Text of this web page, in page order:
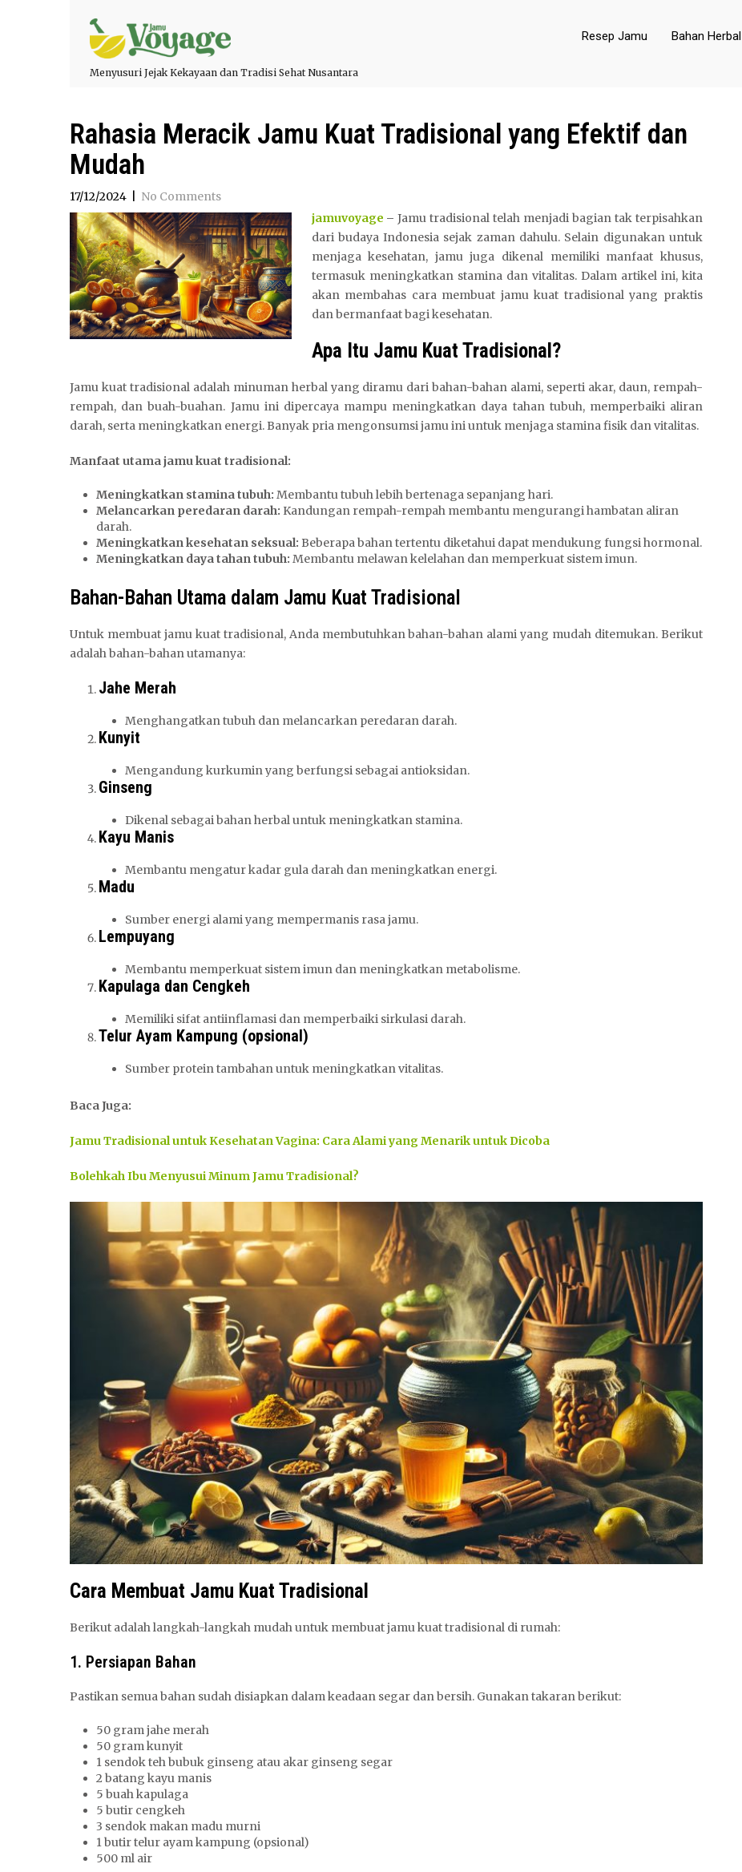
Menyusuri Jejak Kekayaan dan Tradisi Sehat Nusantara
Resep Jamu Bahan Herbal
Rahasia Meracik Jamu Kuat Tradisional yang Efektif dan
Mudah
17/12/2024
No Comments
jamuvoyage –Jamu tradisional telah menjadi bagian tak terpisahkan
dari budaya Indonesia sejak zaman dahulu. Selain digunakan untuk
menjaga kesehatan, jamu juga dikenal memiliki manfaat khusus,
termasuk meningkatkan stamina dan vitalitas. Dalam artikel ini, kita
akan membahas cara membuat jamu kuat tradisional yang praktis
dan bermanfaat bagi kesehatan.
Apa Itu Jamu Kuat Tradisional?
Jamu kuat tradisional adalah minuman herbal yang diramu dari bahan-bahan alami, seperti akar, daun, rempah-
rempah, dan buah-buahan. Jamu ini dipercaya mampu meningkatkan daya tahan tubuh, memperbaiki aliran
darah, serta meningkatkan energi. Banyak pria mengonsumsi jamu ini untuk menjaga stamina fisik dan vitalitas.
Manfaat utama jamu kuat tradisional:
Meningkatkan stamina tubuh: Membantu tubuh lebih bertenaga sepanjang hari.
Melancarkan peredaran darah: Kandungan rempah-rempah membantu mengurangi hambatan aliran
darah.
Meningkatkan kesehatan seksual: Beberapa bahan tertentu diketahui dapat mendukung fungsi hormonal.
Meningkatkan daya tahan tubuh: Membantu melawan kelelahan dan memperkuat sistem imun.
Bahan-Bahan Utama dalam Jamu Kuat Tradisional
Untuk membuat jamu kuat tradisional, Anda membutuhkan bahan-bahan alami yang mudah ditemukan. Berikut
adalah bahan-bahan utamanya:
Jahe Merah
Menghangatkan tubuh dan melancarkan peredaran darah.
Kunyit
Mengandung kurkumin yang berfungsi sebagai antioksidan.
Ginseng
Dikenal sebagai bahan herbal untuk meningkatkan stamina.
Kayu Manis
Membantu mengatur kadar gula darah dan meningkatkan energi.
Madu
Sumber energi alami yang mempermanis rasa jamu.
Lempuyang
Membantu memperkuat sistem imun dan meningkatkan metabolisme.
Kapulaga dan Cengkeh
Memiliki sifat antiinflamasi dan memperbaiki sirkulasi darah.
Telur Ayam Kampung (opsional)
Sumber protein tambahan untuk meningkatkan vitalitas.
Baca Juga:
Jamu Tradisional untuk Kesehatan Vagina: Cara Alami yang Menarik untuk Dicoba
Bolehkah Ibu Menyusui Minum Jamu Tradisional?
Cara Membuat Jamu Kuat Tradisional
Berikut adalah langkah-langkah mudah untuk membuat jamu kuat tradisional di rumah:
1. Persiapan Bahan
Pastikan semua bahan sudah disiapkan dalam keadaan segar dan bersih. Gunakan takaran berikut:
50 gram jahe merah
50 gram kunyit
1 sendok teh bubuk ginseng atau akar ginseng segar
2 batang kayu manis
5 buah kapulaga
5 butir cengkeh
3 sendok makan madu murni
1 butir telur ayam kampung (opsional)
500 ml air